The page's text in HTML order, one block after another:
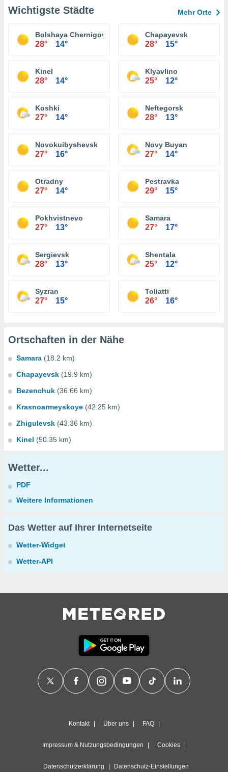
Wichtigste Städte Mehr Orte
Bolshaya Chernigovka
28° 14°
Chapayevsk
28° 15°
Kinel
28° 14°
Klyavlino
25° 12°
Koshki
27° 14°
Neftegorsk
28° 13°
Novokuibyshevsk
27° 16°
Novy Buyan
27° 14°
Otradny
27° 14°
Pestravka
29° 15°
Pokhvistnevo
27° 13°
Samara
27° 17°
Sergievsk
28° 13°
Shentala
25° 12°
Syzran
27° 15°
Toliatti
26° 16°
Ortschaften in der Nähe
Samara (18.2 km)
Chapayevsk (19.9 km)
Bezenchuk (36.66 km)
Krasnoarmeyskoye (42.25 km)
Zhigulevsk (43.36 km)
Kinel (50.35 km)
Wetter...
PDF
Weitere Informationen
Das Wetter auf Ihrer Internetseite
Wetter-Widget
Wetter-API
Kontakt Über uns FAQ
Impressum & Nutzungsbedingungen Cookies
Datenschutzerklärung Datenschutz-Einstellungen